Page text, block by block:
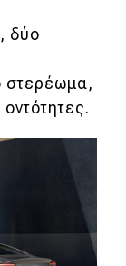
δύο
στερέωμα,